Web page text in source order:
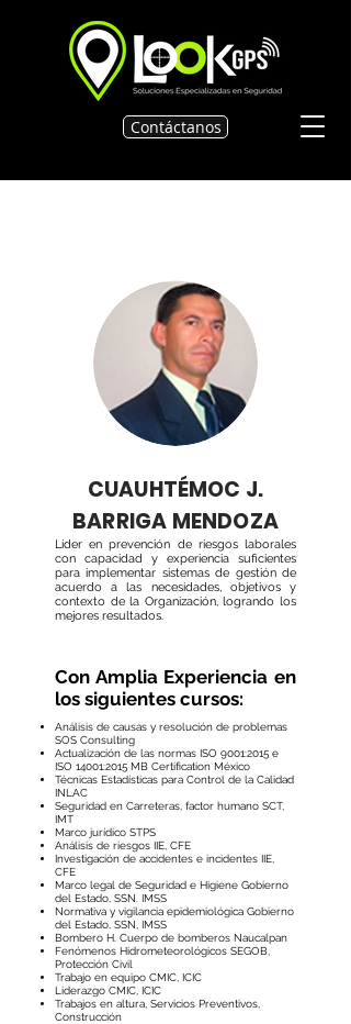
Contáctanos
CUAUHTÉMOC J.
BARRIGA MENDOZA
Líder en prevención de riesgos laborales
con capacidad y experiencia suficientes
para implementar sistemas de gestión de
acuerdo a las necesidades, objetivos y
contexto de la Organización, logrando los
mejores resultados.
Con Amplia Experiencia en
los siguientes cursos:
Análisis de causas y resolución de problemas
SOS Consulting
Actualización de las normas ISO 9001:2015 e
ISO 14001:2015 MB Certification México
Técnicas Estadísticas para Control de la Calidad
INLAC
Seguridad en Carreteras, factor humano SCT,
IMT
Marco jurídico STPS
Análisis de riesgos IIE, CFE
Investigación de accidentes e incidentes IIE,
CFE
Marco legal de Seguridad e Higiene Gobierno
del Estado, SSN. IMSS
Normativa y vigilancia epidemiológica Gobierno
del Estado, SSN, IMSS
Bombero H. Cuerpo de bomberos Naucalpan
Fenómenos Hidrometeorológicos SEGOB,
Protección Civil
Trabajo en equipo CMIC, ICIC
Liderazgo CMIC, ICIC
Trabajos en altura, Servicios Preventivos,
Construcción